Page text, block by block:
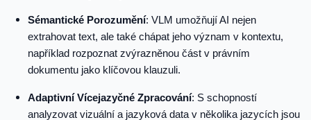
Sémantické Porozumění: VLM umožňují AI nejen
extrahovat text, ale také chápat jeho význam v kontextu,
například rozpoznat zvýrazněnou část v právním
dokumentu jako klíčovou klauzuli.
Adaptivní Vícejazyčné Zpracování: S schopností
analyzovat vizuální a jazyková data v několika jazycích jsou